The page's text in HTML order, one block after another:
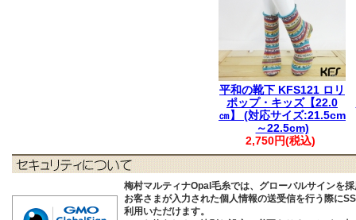
平和の靴下 KFS121 ロリ
ポップ・キッズ【22.0
㎝】 (対応サイズ:21.5cm
～22.5cm)
2,750円(税込)
梅村マルティナOpal毛糸では、グローバルサインを
お客さまが入力された個人情報の送受信を行う際に
利用いただけます。